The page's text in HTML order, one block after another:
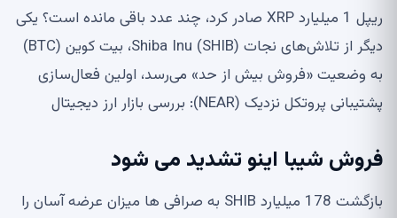
ریپل 1 میلیارد XRP صادر کرد، چند عدد باقی مانده است؟ یکی
دیگر از تلاش‌های نجات Shiba Inu (SHIB)، بیت کوین (BTC)
به وضعیت «فروش بیش از حد» می‌رسد، اولین فعال‌سازی
پشتیبانی پروتکل نزدیک (NEAR): بررسی بازار ارز دیجیتال
فروش شیبا اینو تشدید می شود
بازگشت 178 میلیارد SHIB به صرافی ها میزان عرضه آسان را